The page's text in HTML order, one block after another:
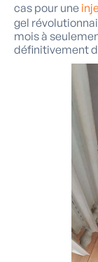
cas pour une
gel
mois à
définitivement